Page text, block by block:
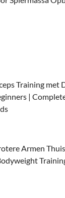
Training met
|
Armen